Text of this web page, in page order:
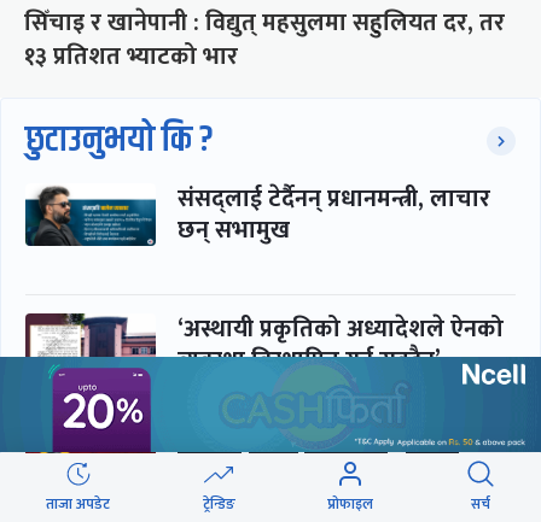
सिँचाइ र खानेपानी : विद्युत् महसुलमा सहुलियत दर, तर
१३ प्रतिशत भ्याटको भार
छुटाउनुभयो कि ?
संसद्लाई टेर्दैनन् प्रधानमन्त्री, लाचार
छन् सभामुख
‘अस्थायी प्रकृतिको अध्यादेशले ऐनको
व्यवस्था विस्थापित गर्न सक्दैन’
सरकार-प्रसाईं लुकामारी : छिनमै
पक्राउ, तुरुन्तै रिहा
ताजा अपडेट ट्रेन्डिङ प्रोफाइल सर्च